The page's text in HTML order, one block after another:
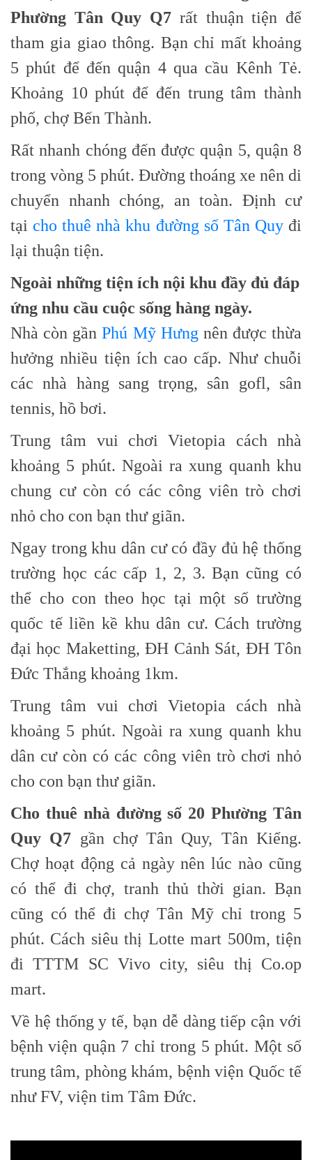
Phường Tân Quy Q7 rất thuận tiện để
tham gia giao thông. Bạn chỉ mất khoảng
5 phút để đến quận 4 qua cầu Kênh Tẻ.
Khoảng 10 phút để đến trung tâm thành
phố, chợ Bến Thành.
Rất nhanh chóng đến được quận 5, quận 8
trong vòng 5 phút. Đường thoáng xe nên di
chuyển nhanh chóng, an toàn. Định cư
tại cho thuê nhà khu đường số Tân Quyđi
lại thuận tiện.
Ngoài những tiện ích nội khu đầy đủ đáp
ứng nhu cầu cuộc sống hàng ngày.
Nhà còn gầnPhú Mỹ Hưngnên được thừa
hưởng nhiều tiện ích cao cấp. Như chuỗi
các nhà hàng sang trọng, sân gofl, sân
tennis, hồ bơi.
Trung tâm vui chơi Vietopia cách nhà
khoảng 5 phút. Ngoài ra xung quanh khu
chung cư còn có các công viên trò chơi
nhỏ cho con bạn thư giãn.
Ngay trong khu dân cư có đầy đủ hệ thống
trường học các cấp 1, 2, 3. Bạn cũng có
thể cho con theo học tại một số trường
quốc tế liền kề khu dân cư. Cách trường
đại học Maketting, ĐH Cảnh Sát, ĐH Tôn
Đức Thắng khoảng 1km.
Trung tâm vui chơi Vietopia cách nhà
khoảng 5 phút. Ngoài ra xung quanh khu
dân cư còn có các công viên trò chơi nhỏ
cho con bạn thư giãn.
Cho thuê nhà đường số 20 Phường Tân
Quy Q7 gần chợ Tân Quy, Tân Kiểng.
Chợ hoạt động cả ngày nên lúc nào cũng
có thể đi chợ, tranh thủ thời gian. Bạn
cũng có thể đi chợ Tân Mỹ chỉ trong 5
phút. Cách siêu thị Lotte mart 500m, tiện
đi TTTM SC Vivo city, siêu thị Co.op
mart.
Về hệ thống y tế, bạn dễ dàng tiếp cận với
bệnh viện quận 7 chỉ trong 5 phút. Một số
trung tâm, phòng khám, bệnh viện Quốc tế
như FV, viện tim Tâm Đức.